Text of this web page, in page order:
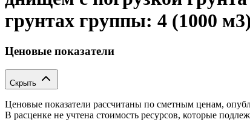
грунтах группы: 4 (1000
Ценовые показатели
Скрыть
Ценовые показатели рассчитаны по сметным ценам,
В расценке не учтена стоимость ресурсов, которые